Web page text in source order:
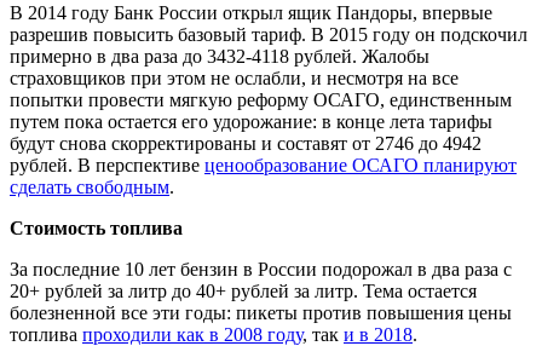
В 2014 году Банк России открыл ящик Пандоры, впервые
разрешив повысить базовый тариф. В 2015 году он подскочил
примерно в два раза до 3432-4118 рублей. Жалобы
страховщиков при этом не ослабли, и несмотря на все
попытки провести мягкую реформу ОСАГО, единственным
путем пока остается его удорожание: в конце лета тарифы
будут снова скорректированы и составят от 2746 до 4942
рублей. В перспективе ценообразование ОСАГО планируют
сделать свободным.
Стоимость топлива
За последние 10 лет бензин в России подорожал в два раза с
20+ рублей за литр до 40+ рублей за литр. Тема остается
болезненной все эти годы: пикеты против повышения цены
топлива проходили как в 2008 году, так и в 2018.